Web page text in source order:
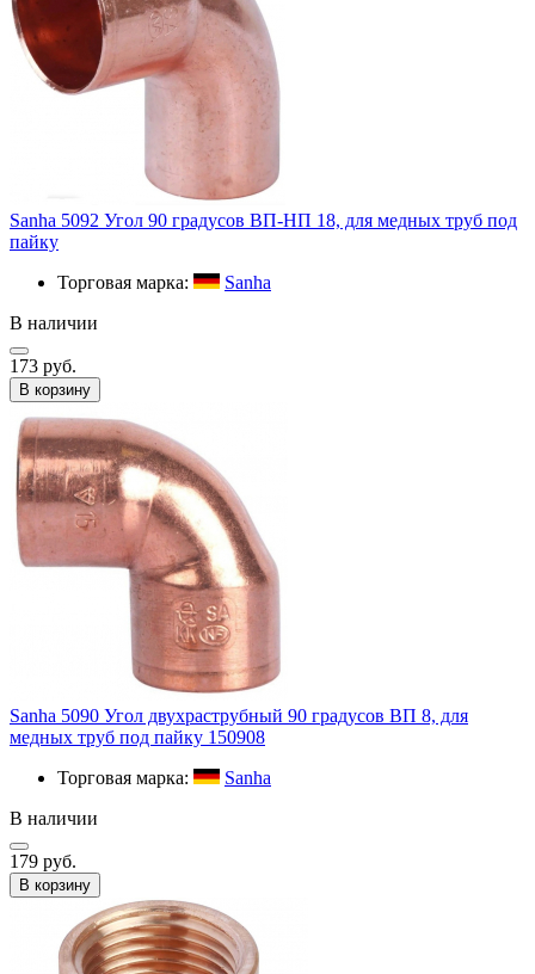
Sanha 5092 Угол 90 градусов ВП-НП 18, для медных труб под
пайку
Торговая марка:
Sanha
В наличии
173 руб.
В корзину
Sanha 5090 Угол двухраструбный 90 градусов ВП 8, для
медных труб под пайку 150908
Торговая марка:
Sanha
В наличии
179 руб.
В корзину